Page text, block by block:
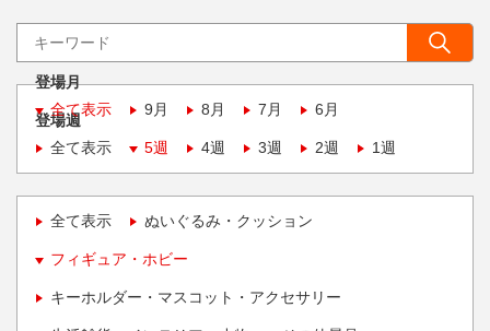
登場月
全て表示
9月 8月 7月 6月
登場週
全て表示
5週 4週 3週 2週 1週
全て表示 ぬいぐるみ・クッション
フィギュア・ホビー
キーホルダー・マスコット・アクセサリー